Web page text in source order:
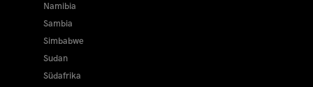
Namibia
Sambia
Simbabwe
Sudan
Südafrika